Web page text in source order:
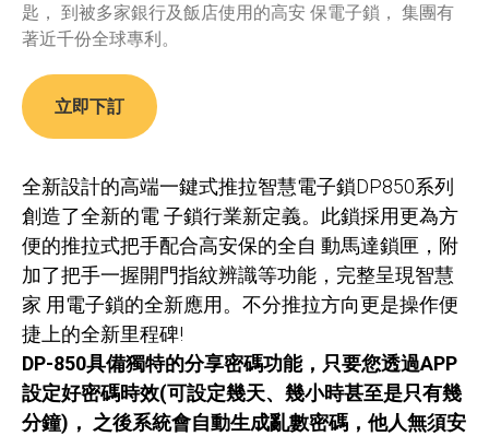
匙， 到被多家銀行及飯店使用的高安 保電子鎖， 集團有
著近千份全球專利。
立即下訂
全新設計的高端一鍵式推拉智慧電子鎖DP850系列
創造了全新的電 子鎖行業新定義。此鎖採用更為方
便的推拉式把手配合高安保的全自 動馬達鎖匣，附
加了把手一握開門指紋辨識等功能，完整呈現智慧
家 用電子鎖的全新應用。不分推拉方向更是操作便
捷上的全新里程碑!
DP-850具備獨特的分享密碼功能，只要您透過APP
設定好密碼時效(可設定幾天、幾小時甚至是只有幾
分鐘)， 之後系統會自動生成亂數密碼，他人無須安